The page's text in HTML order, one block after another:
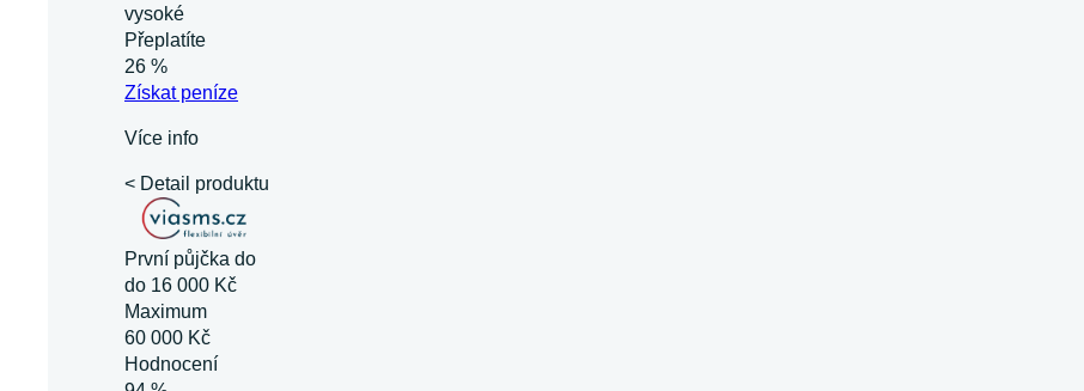
vysoké
Přeplatíte
26 %
Získatpeníze
Více info
< Detail produktu
První půjčka do
do 16 000 Kč
Maximum
60 000 Kč
Hodnocení